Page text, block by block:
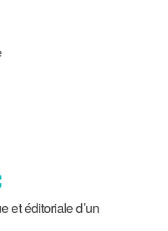
et éditoriale d’un